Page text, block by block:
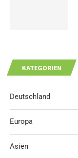
KATEGORIEN
Deutschland
Europa
Asien